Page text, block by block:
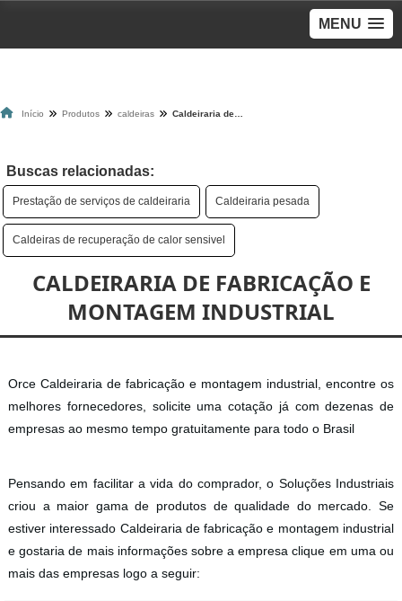
MENU
Início Produtos caldeiras
Buscas relacionadas:
Prestação de serviços de caldeiraria Caldeiraria pesada
Caldeiras de recuperação de calor sensivel
CALDEIRARIA DE FABRICAÇÃO E
MONTAGEM INDUSTRIAL
Orce Caldeiraria de fabricação e montagem industrial, encontre os
melhores fornecedores, solicite uma cotação já com dezenas de
empresas ao mesmo tempo gratuitamente para todo o Brasil
Pensando em facilitar a vida do comprador, o Soluções Industriais
criou a maior gama de produtos de qualidade do mercado. Se
estiver interessado Caldeiraria de fabricação e montagem industrial
e gostaria de mais informações sobre a empresa clique em uma ou
mais das empresas logo a seguir: